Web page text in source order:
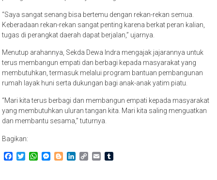
“Saya sangat senang bisa bertemu dengan rekan-rekan semua.
Keberadaan rekan-rekan sangat penting karena berkat peran kalian,
tugas di perangkat daerah dapat berjalan,” ujarnya.
Menutup arahannya, Sekda Dewa Indra mengajak jajarannya untuk
terus membangun empati dan berbagi kepada masyarakat yang
membutuhkan, termasuk melalui program bantuan pembangunan
rumah layak huni serta dukungan bagi anak-anak yatim piatu.
“Mari kita terus berbagi dan membangun empati kepada masyarakat
yang membutuhkan uluran tangan kita. Mari kita saling menguatkan
dan membantu sesama,” tuturnya.
Bagikan:
Facebook
TwitterWhatsApp
Messenger
BloggerLinkedIn
CopyEmail